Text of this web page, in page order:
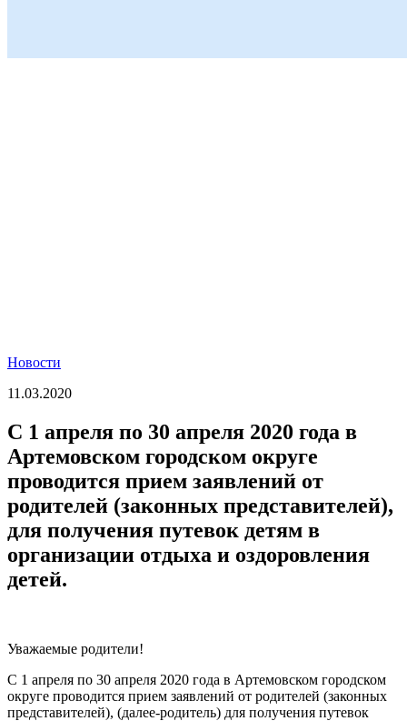
Новости
11.03.2020
С 1 апреля по 30 апреля 2020 года в
Артемовском городском округе
проводится прием заявлений от
родителей (законных представителей),
для получения путевок детям в
организации отдыха и оздоровления
детей.
Уважаемые родители!
С 1 апреля по 30 апреля 2020 года в Артемовском городском
округе проводится прием заявлений от родителей (законных
представителей), (далее-родитель) для получения путевок